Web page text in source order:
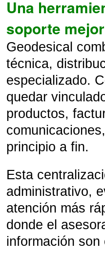
Una
soporte mejor
Geodesical
técnica,
especializado.
quedar
productos,
principio a fin.
Esta
administrativo,
atención más
donde el
información son